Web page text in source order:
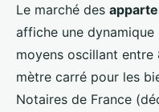
Le marché des
affiche une
moyens oscillant
mètre carré pour les
Notaires de France